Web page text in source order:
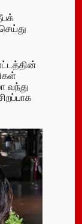
வந்து